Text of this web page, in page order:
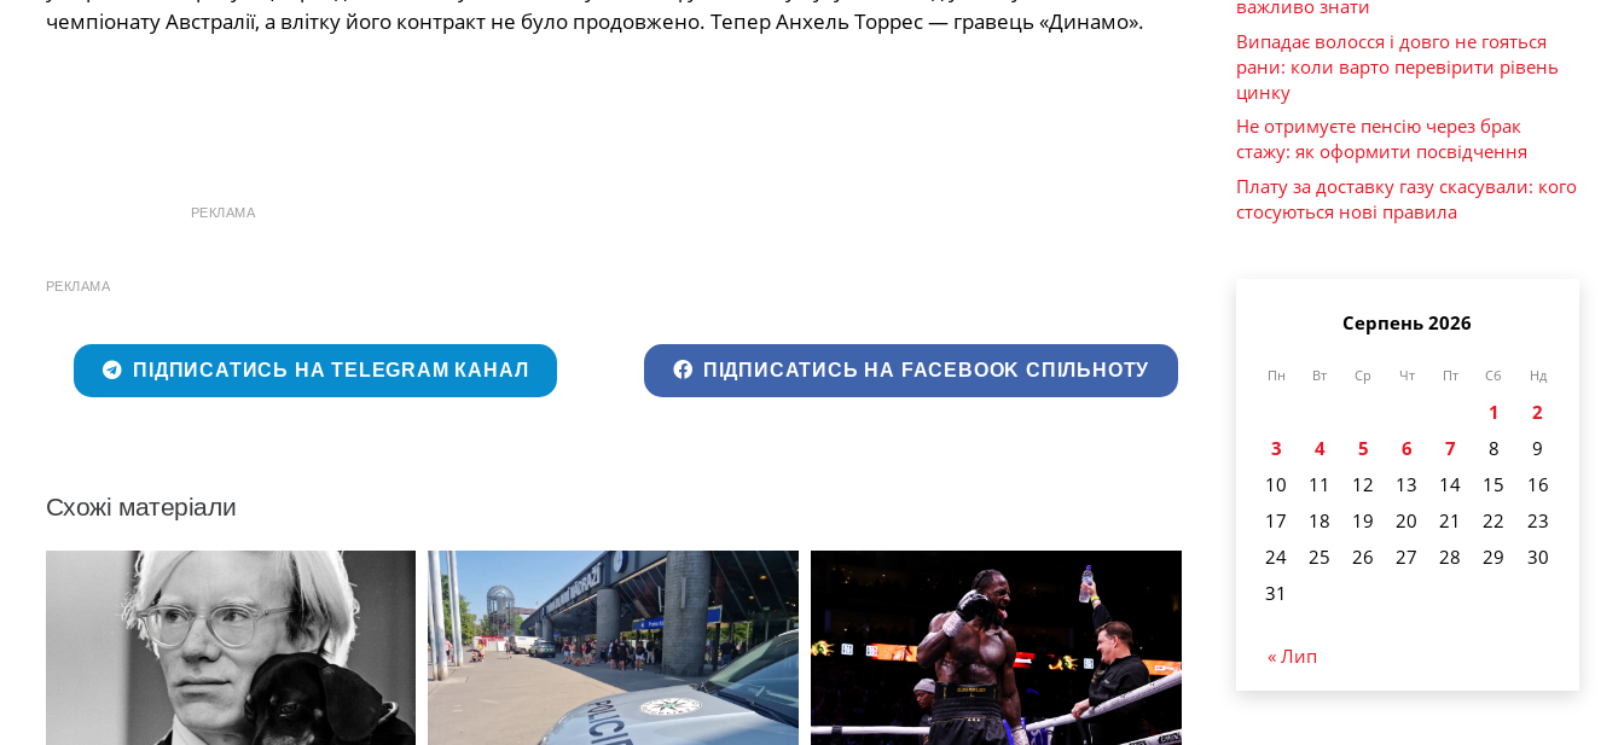
чемпіонату Австралії, а влітку його контракт не було продовжено. Тепер Анхель Торрес — гравець «Динамо».
РЕКЛАМА
РЕКЛАМА
ПІДПИСАТИСЬ НА TELEGRAM КАНАЛ ПІДПИСАТИСЬ НА FACEBOOK СПІЛЬНОТУ
Схожі матеріали
важливо знати
Випадає волосся і довго не гояться
рани: коли варто перевірити рівень
цинку
Не отримуєте пенсію через брак
стажу: як оформити посвідчення
Плату за доставку газу скасували: кого
стосуються нові правила
Серпень 2026
Пн Вт Ср Чт Пт Сб Нд
1
2
3
4 5 6 7 8
9
10
11 12 13 14 15
16
17
18 19 20 21 22
23
24
25 26 27 28 29
30
31
« Лип